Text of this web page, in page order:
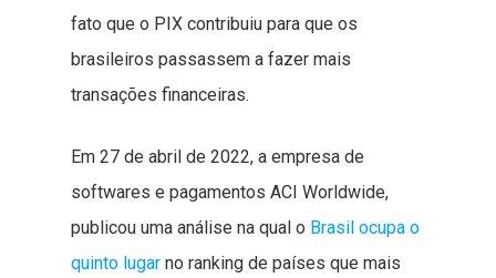
fato que o PIX contribuiu para que os
brasileiros passassem a fazer mais
transações financeiras.
Em 27 de abril de 2022, a empresa de
softwares e pagamentos ACI Worldwide,
publicou uma análise na qual o Brasil ocupa o
quinto lugar no ranking de países que mais